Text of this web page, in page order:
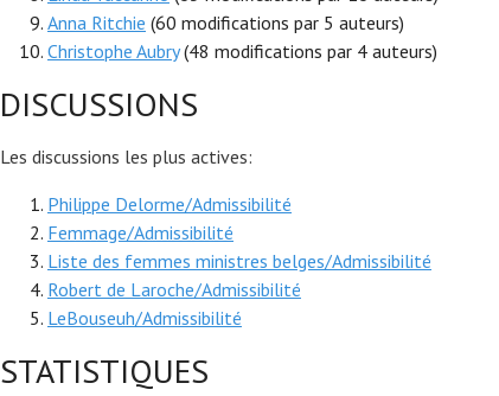
Anna Ritchie (60 modifications par 5 auteurs)
Christophe Aubry (48 modifications par 4 auteurs)
DISCUSSIONS
Les discussions les plus actives:
Philippe Delorme/Admissibilité
Femmage/Admissibilité
Liste des femmes ministres belges/Admissibilité
Robert de Laroche/Admissibilité
LeBouseuh/Admissibilité
STATISTIQUES